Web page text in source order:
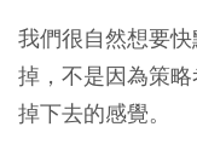
我們很自然想要
掉，不是因為策
掉下去的感覺。